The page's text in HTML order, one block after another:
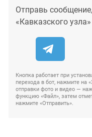
Отправь
«Кавказского
Кнопка работает при
перехода в бот, нажмите на
отправки фото и видео —
функцию «Файл», затем
нажмите «Отправить».